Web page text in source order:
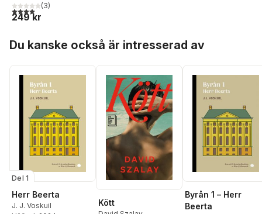
4,0utav 5 stjärnor. Totalt antal röster:
(3)
249 kr
Du kanske också är intresserad av
Del 1
Herr Beerta
J. J. Voskuil
Kött
Byrån 1 – Herr
Beerta